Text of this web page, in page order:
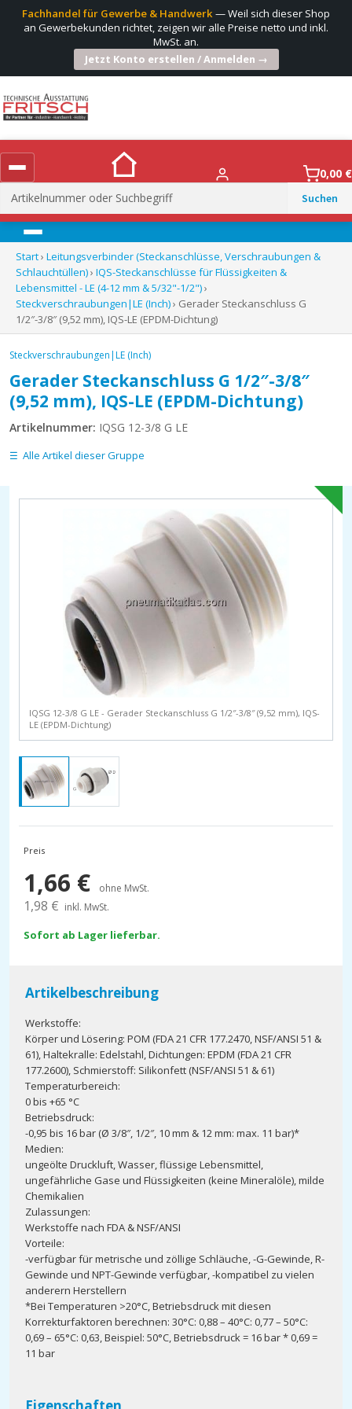
Fachhandel für Gewerbe & Handwerk— Weil sich dieser Shop
an Gewerbekunden richtet, zeigen wir alle Preise netto und inkl.
MwSt. an.
Jetzt Konto erstellen / Anmelden →
Suchen
nach:
0,00 €
Menü
Start› Leitungsverbinder (Steckanschlüsse, Verschraubungen &
Schlauchtüllen)› IQS-Steckanschlüsse für Flüssigkeiten &
Lebensmittel - LE (4-12 mm & 5/32"-1/2")›
Steckverschraubungen|LE (Inch)› Gerader Steckanschluss G
1/2″-3/8″ (9,52 mm), IQS-LE (EPDM-Dichtung)
Steckverschraubungen|LE (Inch)
Gerader Steckanschluss G 1/2″-3/8″
(9,52 mm), IQS-LE (EPDM-Dichtung)
Artikelnummer: IQSG 12-3/8 G LE
Alle Artikel dieser Gruppe
IQSG 12-3/8 G LE - Gerader Steckanschluss G 1/2″-3/8″ (9,52 mm), IQS-
LE (EPDM-Dichtung)
Preis
1,66 € ohne MwSt.
1,98 € inkl. MwSt.
Sofort ab Lager lieferbar.
Artikelbeschreibung
Werkstoffe:
Körper und Lösering: POM (FDA 21 CFR 177.2470, NSF/ANSI 51 &
61), Haltekralle: Edelstahl, Dichtungen: EPDM (FDA 21 CFR
177.2600), Schmierstoff: Silikonfett (NSF/ANSI 51 & 61)
Temperaturbereich:
0 bis +65 °C
Betriebsdruck:
-0,95 bis 16 bar (Ø 3/8″, 1/2″, 10 mm & 12 mm: max. 11 bar)*
Medien:
ungeölte Druckluft, Wasser, flüssige Lebensmittel,
ungefährliche Gase und Flüssigkeiten (keine Mineralöle), milde
Chemikalien
Zulassungen:
Werkstoffe nach FDA & NSF/ANSI
Vorteile:
-verfügbar für metrische und zöllige Schläuche, -G-Gewinde, R-
Gewinde und NPT-Gewinde verfügbar, -kompatibel zu vielen
anderern Herstellern
*Bei Temperaturen >20°C, Betriebsdruck mit diesen
Korrekturfaktoren berechnen: 30°C: 0,88 – 40°C: 0,77 – 50°C:
0,69 – 65°C: 0,63, Beispiel: 50°C, Betriebsdruck = 16 bar * 0,69 =
11 bar